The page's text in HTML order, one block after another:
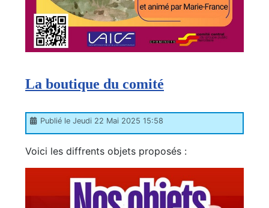
La boutique du comité
Publié le Jeudi 22 Mai 2025 15:58
Voici les diffrents objets proposés :